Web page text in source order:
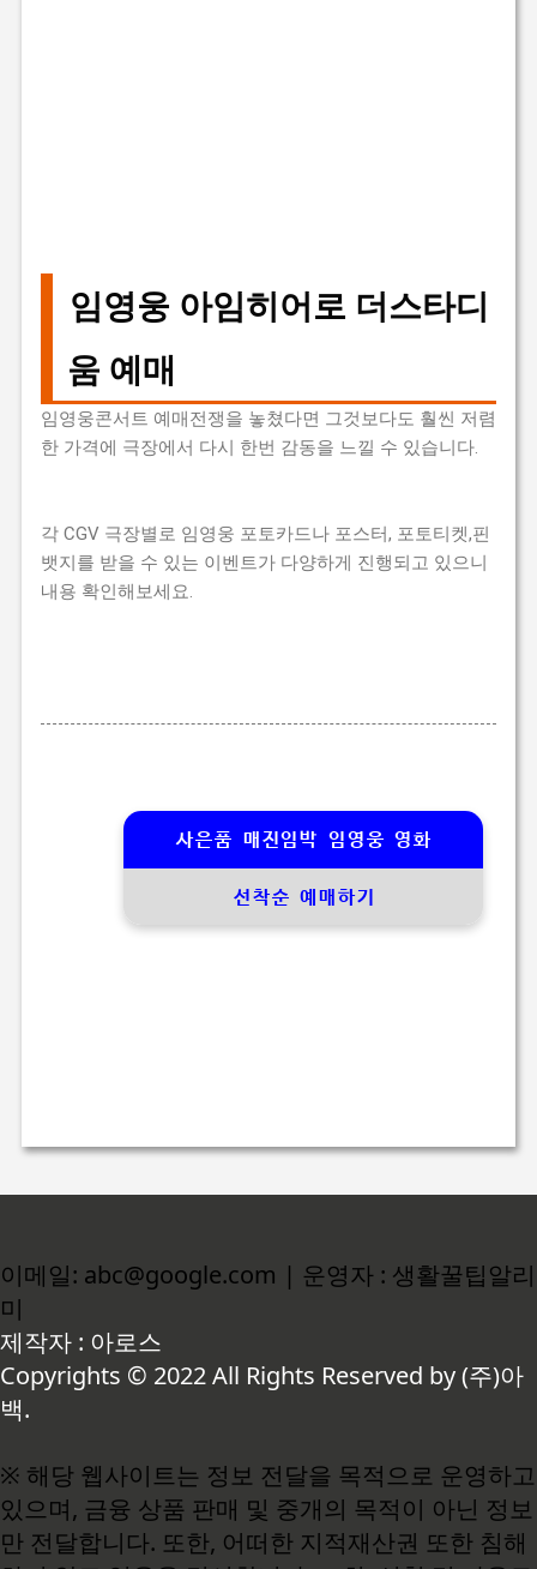
임영웅 아임히어로 더스타디
움 예매
임영웅콘서트 예매전쟁을 놓쳤다면 그것보다도 훨씬 저렴
한 가격에 극장에서 다시 한번 감동을 느낄 수 있습니다.
각 CGV 극장별로 임영웅 포토카드나 포스터, 포토티켓,핀
뱃지를 받을 수 있는 이벤트가 다양하게 진행되고 있으니
내용 확인해보세요.
사은품 매진임박 임영웅 영화
선착순 예매하기
이메일: abc@google.com | 운영자 : 생활꿀팁알리
미
제작자 : 아로스
Copyrights © 2022 All Rights Reserved by (주)아
백.
※ 해당 웹사이트는 정보 전달을 목적으로 운영하고
있으며, 금융 상품 판매 및 중개의 목적이 아닌 정보
만 전달합니다. 또한, 어떠한 지적재산권 또한 침해